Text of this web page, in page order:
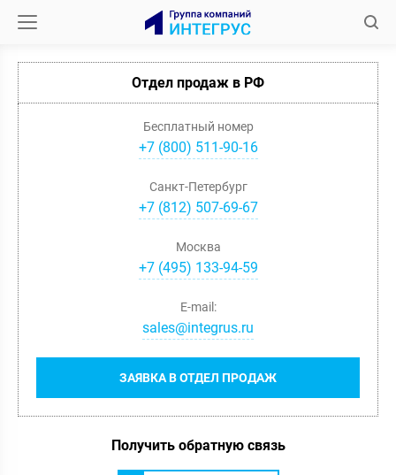
Отдел продаж в РФ
Бесплатный номер
+7 (800) 511-90-16
Санкт-Петербург
+7(812) 507-69-67
Москва
+7(495) 133-94-59
ЗАЯВКА В ОТДЕЛ ПРОДАЖ
E-mail:
sales@integrus.ru
Получить обратную связь